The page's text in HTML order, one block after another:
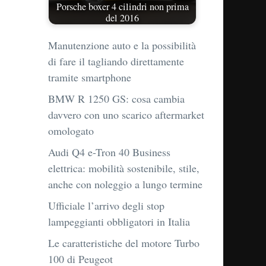
Porsche boxer 4 cilindri non prima
del 2016
Manutenzione auto e la possibilità
di fare il tagliando direttamente
tramite smartphone
BMW R 1250 GS: cosa cambia
davvero con uno scarico aftermarket
omologato
Audi Q4 e-Tron 40 Business
elettrica: mobilità sostenibile, stile,
anche con noleggio a lungo termine
Ufficiale l’arrivo degli stop
lampeggianti obbligatori in Italia
Le caratteristiche del motore Turbo
100 di Peugeot